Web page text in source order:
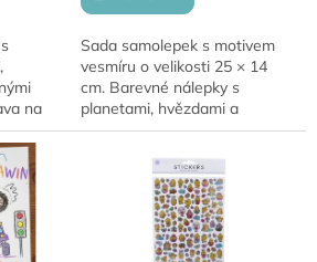
na
pro
Sada samolepek s motivem
vesmíru o velikosti 25 × 14
cm. Barevné nálepky s
planetami, hvězdami a
vesmírnými motivy, ideální pro
kreativní tvoření.